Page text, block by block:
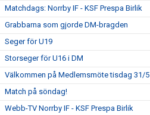
Matchdags: Norrby IF - KSF Prespa Birlik
Grabbarna som gjorde DM-bragden
Seger för U19
Storseger för U16 i DM
Välkommen på Medlemsmöte tisdag 31/5
Match på söndag!
Webb-TV Norrby IF - KSF Prespa Birlik